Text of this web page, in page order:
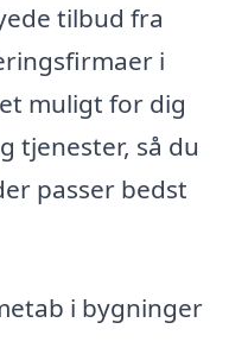
tilbud fra
i
muligt for dig
tjenester, så du
passer bedst
i bygninger